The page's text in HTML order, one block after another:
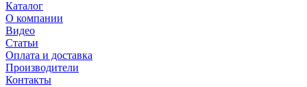
Каталог
О компании
Видео
Статьи
Оплата и доставка
Производители
Контакты